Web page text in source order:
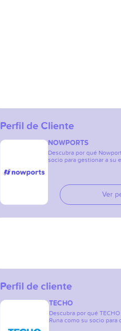
Perfil de Cliente
NOWPORTS
Descubra por qué
socio para gestionar a su
Ver
Perfil de cliente
TECHO
Descubra por qué
Runa como su socio para